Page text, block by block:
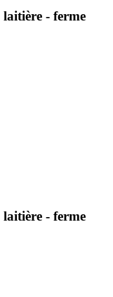
- ferme
- ferme